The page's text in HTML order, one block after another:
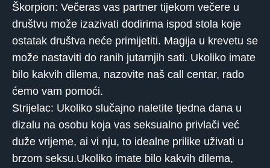
Škorpion: Večeras vas partner tijekom večere u
društvu može izazivati ​​dodirima ispod stola koje
ostatak društva neće primijetiti. Magija u krevetu se
može nastaviti do ranih jutarnjih sati. Ukoliko imate
bilo kakvih dilema, nazovite naš call centar, rado
ćemo vam pomoći.
Strijelac: Ukoliko slučajno naletite tjedna dana u
dizalu na osobu koja vas seksualno privlači već
duže vrijeme, ai vi nju, to idealne prilike uživati ​​u
brzom seksu.Ukoliko imate bilo kakvih dilema,